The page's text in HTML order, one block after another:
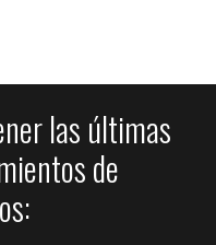
las últimas
de